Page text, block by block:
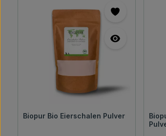
Biopur Bio Eierschalen Pulver